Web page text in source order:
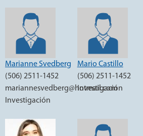
Marianne Svedberg
(506) 2511-1452
mariannesvedberg@hotmail.com
Investigación
Mario Castillo
(506) 2511-1452
Investigación